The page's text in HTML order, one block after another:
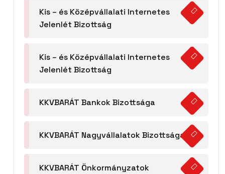
Kis – és Középvállalati Internetes
Jelenlét Bizottság
Kis – és Középvállalati Internetes
Jelenlét Bizottság
KKVBARÁT Bankok Bizottsága
KKVBARÁT Nagyvállalatok Bizottsága
KKVBARÁT Önkormányzatok